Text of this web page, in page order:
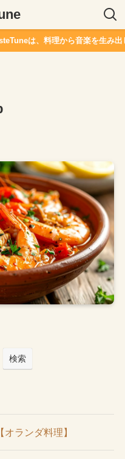
は、料理から音楽を生み出し
検索
ランダ料理】